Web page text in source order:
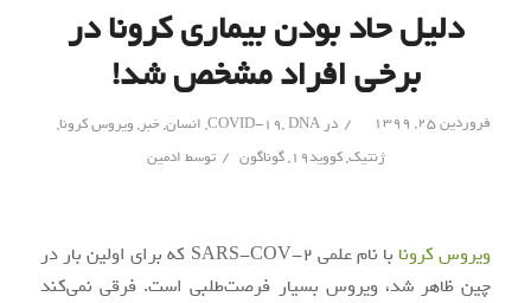
دلیل حاد بودن بیماری کرونا در
برخی‌ افراد مشخص شد!
فروردین ۲۵, ۱۳۹۹ / در COVID-19,DNA
, انسان,خبر, ویروس کرونا,
ژنتیک,کووید۱۹ ,گوناگون / توسط ادمین
ویروس کرونا
با نام علمی SARS-COV-2 که برای اولین بار در
چین ظاهر شد، ویروس بسیار فرصت‌طلبی است. فرقی نمی‌کند